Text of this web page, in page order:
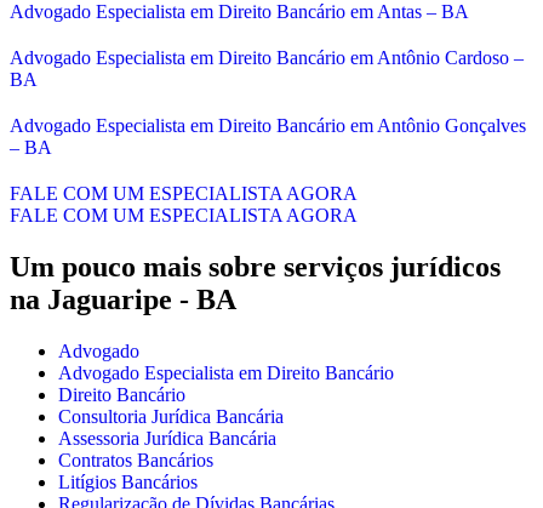
Advogado Especialista em Direito Bancário em Antas – BA
Advogado Especialista em Direito Bancário em Antônio Cardoso –
BA
Advogado Especialista em Direito Bancário em Antônio Gonçalves
– BA
FALE COM UM ESPECIALISTA AGORA
FALE COM UM ESPECIALISTA AGORA
Um pouco mais sobre serviços jurídicos
na Jaguaripe - BA
Advogado
Advogado Especialista em Direito Bancário
Direito Bancário
Consultoria Jurídica Bancária
Assessoria Jurídica Bancária
Contratos Bancários
Litígios Bancários
Regularização de Dívidas Bancárias